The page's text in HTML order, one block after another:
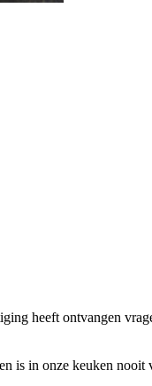
heeft ontvangen
is in onze keuken